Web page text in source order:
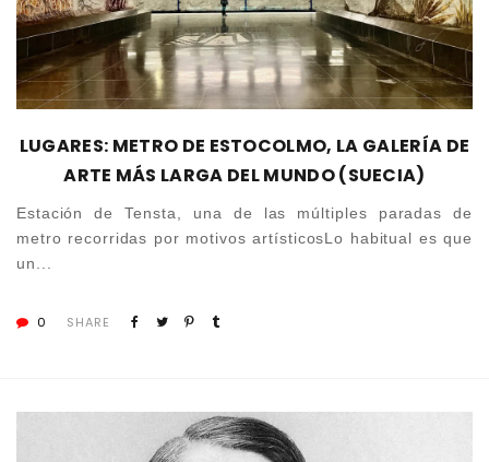
LUGARES: METRO DE ESTOCOLMO, LA GALERÍA DE
ARTE MÁS LARGA DEL MUNDO (SUECIA)
Estación de Tensta, una de las múltiples paradas de
metro recorridas por motivos artísticosLo habitual es que
un...
0 SHARE